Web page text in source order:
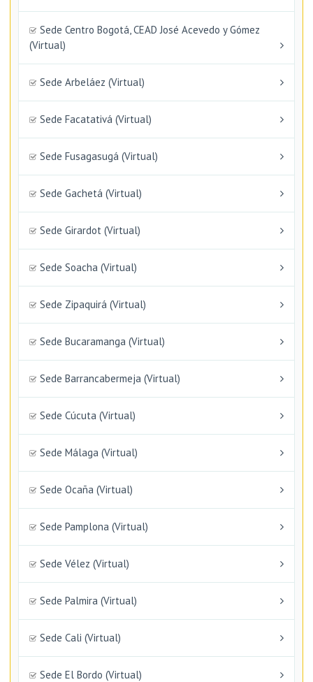
Sede Centro Bogotá, CEAD José Acevedo y Gómez
(Virtual)
Sede Arbeláez (Virtual)
Sede Facatativá (Virtual)
Sede Fusagasugá (Virtual)
Sede Gachetá (Virtual)
Sede Girardot (Virtual)
Sede Soacha (Virtual)
Sede Zipaquirá (Virtual)
Sede Bucaramanga (Virtual)
Sede Barrancabermeja (Virtual)
Sede Cúcuta (Virtual)
Sede Málaga (Virtual)
Sede Ocaña (Virtual)
Sede Pamplona (Virtual)
Sede Vélez (Virtual)
Sede Palmira (Virtual)
Sede Cali (Virtual)
Sede El Bordo (Virtual)